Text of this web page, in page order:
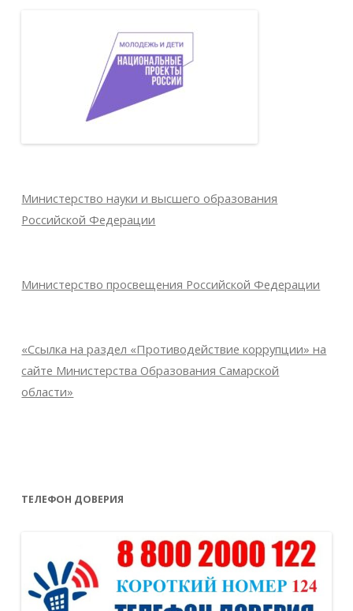
Министерство науки и высшего образования
Российской Федерации
Министерство просвещения Российской Федерации
«Ссылка на раздел «Противодействие коррупции» на
сайте Министерства Образования Самарской
области»
ТЕЛЕФОН ДОВЕРИЯ